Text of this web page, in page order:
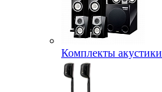
Комплекты акустики